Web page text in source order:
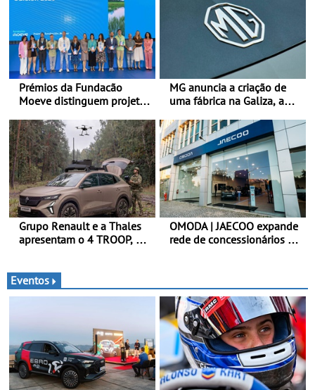
Prémios da Fundacão
Moeve distinguem projeto
promoção de uma
transição ecológica justa
MG anuncia a criação de
uma fábrica na Galiza, a
Continental - O início da
produção está previsto
para 2028, com uma
capacidade anual de até
120.000 veículos
Grupo Renault e a Thales
apresentam o 4 TROOP, um
forças terrestres
OMODA | JAECOO expande
rede de concessionários -
Eventos